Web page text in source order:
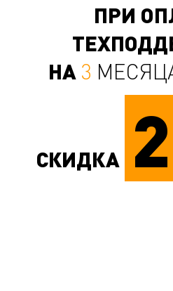
ПРИ
НА 3
СКИДКА